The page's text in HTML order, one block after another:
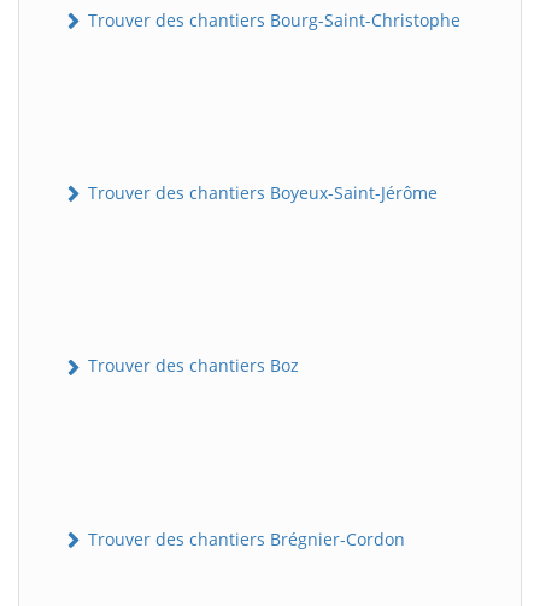
Trouver des chantiers Bourg-Saint-Christophe
Trouver des chantiers Boyeux-Saint-Jérôme
Trouver des chantiers Boz
Trouver des chantiers Brégnier-Cordon